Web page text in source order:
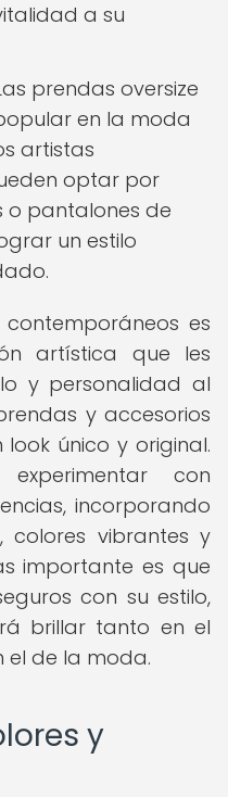
a su
prendas oversize
en la moda
artistas
optar por
o pantalones de
un estilo
es
artística que les
y personalidad al
y accesorios
único y original.
con
incorporando
colores vibrantes y
importante es que
con su estilo,
brillar tanto en el
el de la moda.
y